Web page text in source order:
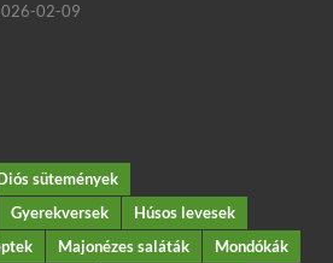
02-09
sütemények
Gyerekversek
Húsos levesek
Majonézes saláták
Mondókák